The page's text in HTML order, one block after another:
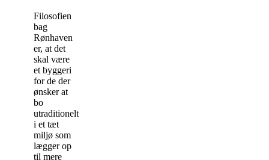
Filosofien
bag
Rønhaven
er, at det
skal være
et byggeri
for de der
ønsker at
bo
utraditionelt
i et tæt
miljø som
lægger op
til mere